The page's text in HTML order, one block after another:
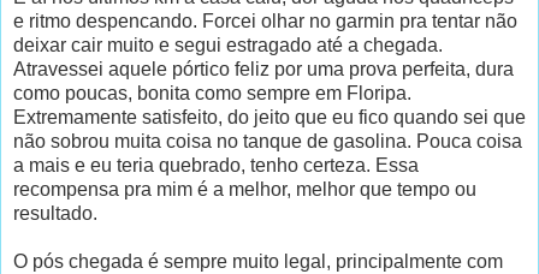
e ritmo despencando. Forcei olhar no garmin pra tentar não
deixar cair muito e segui estragado até a chegada.
Atravessei aquele pórtico feliz por uma prova perfeita, dura
como poucas, bonita como sempre em Floripa.
Extremamente satisfeito, do jeito que eu fico quando sei que
não sobrou muita coisa no tanque de gasolina. Pouca coisa
a mais e eu teria quebrado, tenho certeza. Essa
recompensa pra mim é a melhor, melhor que tempo ou
resultado.
O pós chegada é sempre muito legal, principalmente com